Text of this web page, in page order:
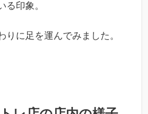
る印象。
りに足を運んでみました。